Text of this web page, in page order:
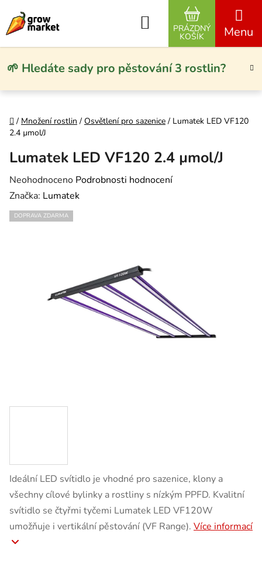
🌱 Hledáte sady pro pěstování 3 rostlin?
Hledat
NÁKUPNÍ
PRÁZDNÝ
KOŠÍK
Domů
/ Množení rostlin / Osvětlení pro sazenice / Lumatek LED VF120
2.4 µmol/J
Ideální LED svítidlo je vhodné pro sazenice, klony a
všechny cílové bylinky a rostliny s nízkým PPFD. Kvalitní
svítidlo se čtyřmi tyčemi Lumatek LED VF120W
umožňuje i vertikální pěstování (VF Range). Více informací
Lumatek LED VF120 2.4 µmol/J
Průměrné hodnocení produktu je 0,0 z 5 hvězdiček.
Neohodnoceno Podrobnosti hodnocení
Značka: Lumatek
DOPRAVA ZDARMA